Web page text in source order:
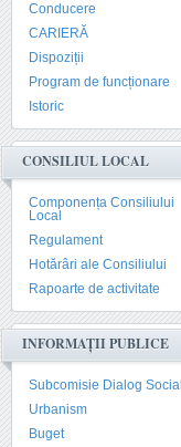
Conducere
CARIERĂ
Dispoziții
Program de funcționare
Istoric
CONSILIUL LOCAL
Componența Consiliului
Local
Regulament
Hotărâri ale Consiliului
Rapoarte de activitate
INFORMAȚII PUBLICE
Subcomisie Dialog Social
Urbanism
Buget